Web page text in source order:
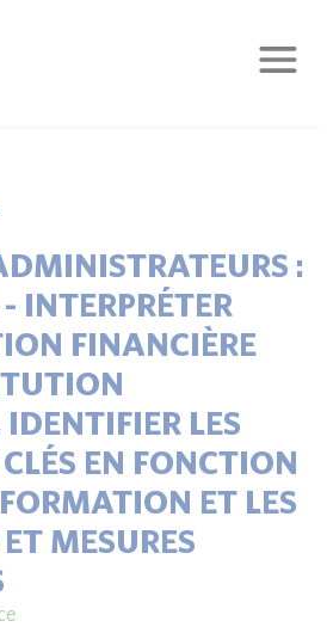
:
INTERPRÉTER
FINANCIÈRE
LES
EN FONCTION
ET LES
MESURES